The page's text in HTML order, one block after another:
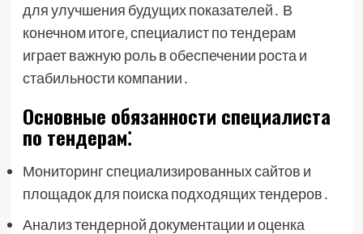
для улучшения будущих показателей․ В
конечном итоге‚ специалист по тендерам
играет важную роль в обеспечении роста и
стабильности компании․
Основные обязанности специалиста
по тендерам⁚
Мониторинг специализированных сайтов и
площадок для поиска подходящих тендеров․
Анализ тендерной документации и оценка